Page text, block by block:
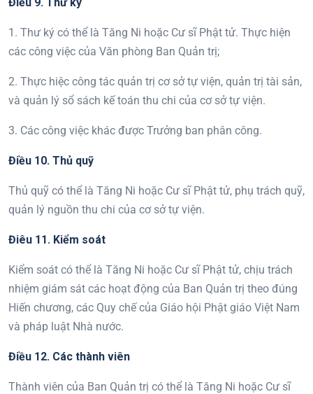
1. Thư ký có thể là Tăng Ni hoặc Cư sĩ Phật tử. Thực hiện
các công việc của Văn phòng Ban Quản trị;
2. Thực hiệc công tác quản trị cơ sở tự viện, quản trị tài sản,
và quản lý sổ sách kế toán thu chi của cơ sở tự viện.
3. Các công việc khác được Trưởng ban phân công.
Điều 10. Thủ quỹ
Thủ quỹ có thể là Tăng Ni hoặc Cư sĩ Phật tử, phụ trách quỹ,
quản lý nguồn thu chi của cơ sở tự viện.
Điêu 11. Kiểm soát
Kiểm soát có thể là Tăng Ni hoặc Cư sĩ Phật tử, chịu trách
nhiệm giám sát các hoạt động của Ban Quản trị theo đúng
Hiến chương, các Quy chế của Giáo hội Phật giáo Việt Nam
và pháp luật Nhà nước.
Điều 12. Các thành viên
Thành viên của Ban Quản trị có thể là Tăng Ni hoặc Cư sĩ